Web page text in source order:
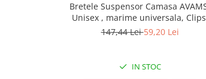
Bretele Suspensor Camasa
Unisex , marime universala,
Negru
147,44 Lei59,20 Lei
IN STOC